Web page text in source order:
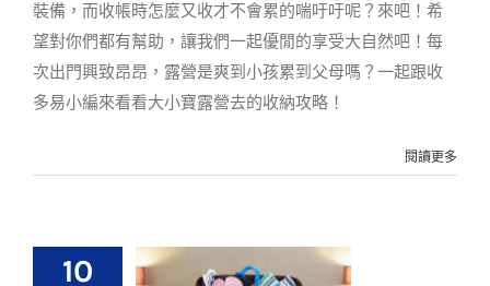
裝備，而收帳時怎麼又收才不會累的喘吁吁呢？來吧！希
望對你們都有幫助，讓我們一起優閒的享受大自然吧！每
次出門興致昂昂，露營是爽到小孩累到父母嗎？一起跟收
多易小編來看看大小寶露營去的收納攻略！
閱讀更多
10